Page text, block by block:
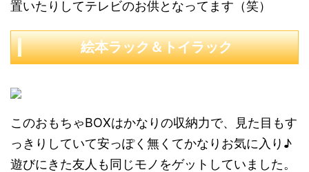
置いたりしてテレビのお供となってます（笑）
絵本ラック＆トイラック
このおもちゃBOXはかなりの収納力で、見た目もす
っきりしていて安っぽく無くてかなりお気に入り♪
遊びにきた友人も同じモノをゲットしていました。